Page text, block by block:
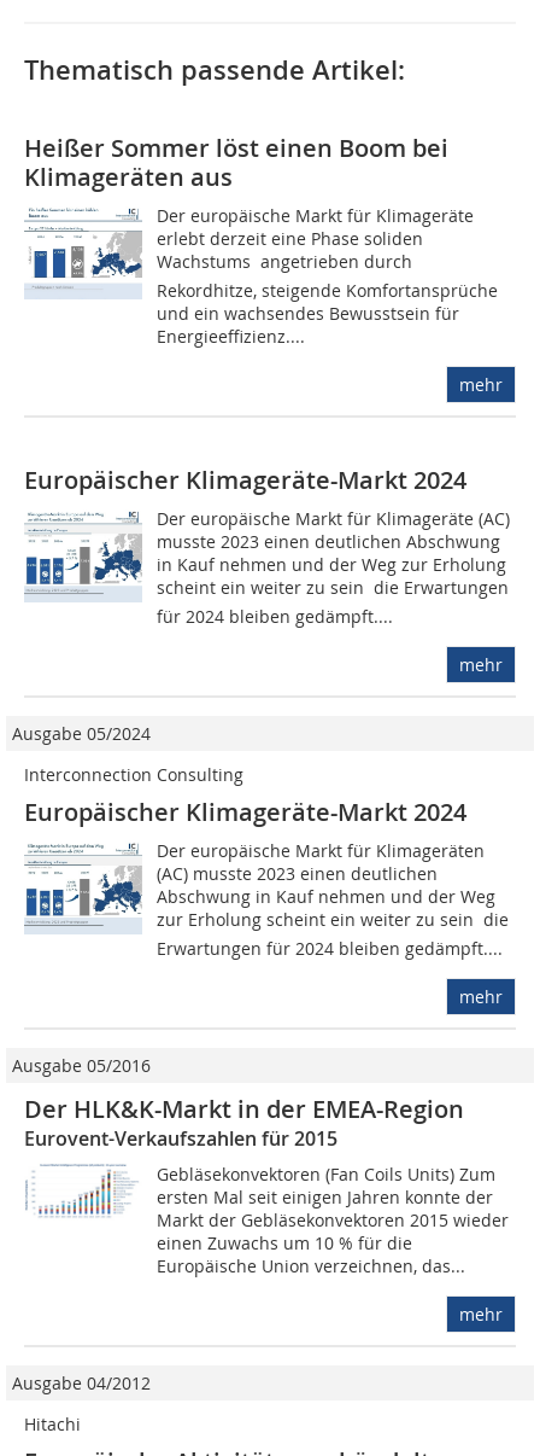
Thematisch passende Artikel:
Heißer Sommer löst einen Boom bei
Klimageräten aus
Der europäische Markt für Klimageräte
erlebt derzeit eine Phase soliden
Wachstums  angetrieben durch
Rekordhitze, steigende Komfortansprüche
und ein wachsendes Bewusstsein für
Energieeffizienz....
mehr
Europäischer Klimageräte-Markt 2024
Der europäische Markt für Klimageräte (AC)
musste 2023 einen deutlichen Abschwung
in Kauf nehmen und der Weg zur Erholung
scheint ein weiter zu sein  die Erwartungen
für 2024 bleiben gedämpft....
mehr
Ausgabe 05/2024
Interconnection Consulting
Europäischer Klimageräte-Markt 2024
Der europäische Markt für Klimageräten
(AC) musste 2023 einen deutlichen
Abschwung in Kauf nehmen und der Weg
zur Erholung scheint ein weiter zu sein  die
Erwartungen für 2024 bleiben gedämpft....
mehr
Ausgabe 05/2016
Der HLK&K-Markt in der EMEA-Region
Eurovent-Verkaufszahlen für 2015
Gebläsekonvektoren (Fan Coils Units) Zum
ersten Mal seit einigen Jahren konnte der
Markt der Gebläsekonvektoren 2015 wieder
einen Zuwachs um 10 % für die
Europäische Union verzeichnen, das...
mehr
Ausgabe 04/2012
Hitachi